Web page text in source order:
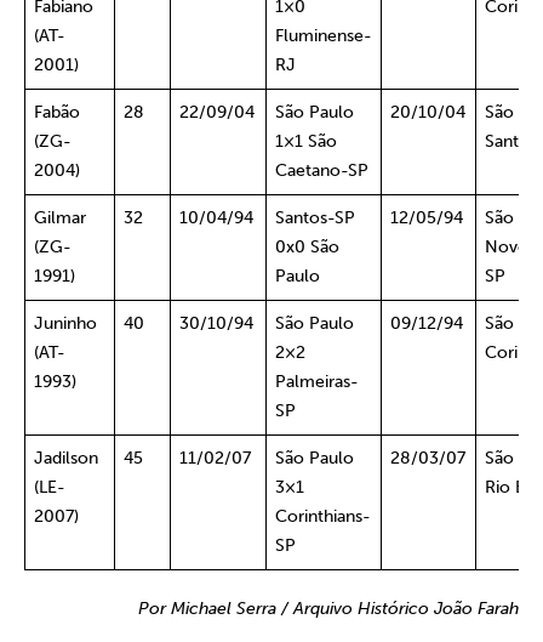
Fabiano
(AT-
2001)
1×0
Fluminense-
RJ
Fabão
(ZG-
2004)
28 22/09/04
São Paulo
1×1 São
Caetano-SP
20/10/04
São
Gilmar
(ZG-
1991)
32 10/04/94
Santos-SP
0x0 São
Paulo
12/05/94
São
SP
Juninho
(AT-
1993)
40 30/10/94
São Paulo
2×2
Palmeiras-
SP
09/12/94
São
Jadilson
(LE-
2007)
45 11/02/07
São Paulo
3×1
Corinthians-
SP
28/03/07
São
Rio
Por Michael Serra / Arquivo Histórico João Farah